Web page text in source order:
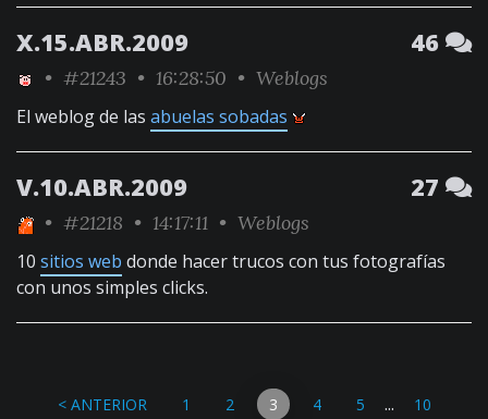
X.15.ABR.2009 46
• #21243 • 16:28:50 • Weblogs
El weblog de las abuelas sobadas
V.10.ABR.2009 27
• #21218 • 14:17:11 • Weblogs
10 sitios web donde hacer trucos con tus fotografías
con unos simples clicks.
< ANTERIOR 1 2 3 4 5 ...
10